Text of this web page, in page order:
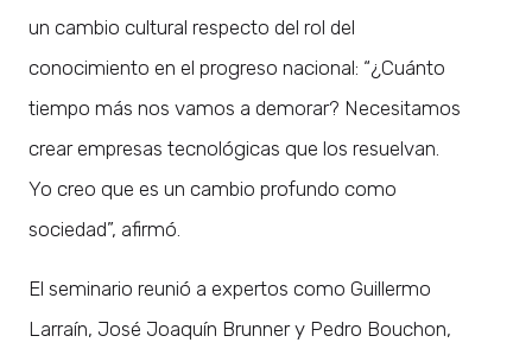
un cambio cultural respecto del rol del
conocimiento en el progreso nacional: “¿Cuánto
tiempo más nos vamos a demorar? Necesitamos
crear empresas tecnológicas que los resuelvan.
Yo creo que es un cambio profundo como
sociedad”, afirmó.
El seminario reunió a expertos como Guillermo
Larraín, José Joaquín Brunner y Pedro Bouchon,